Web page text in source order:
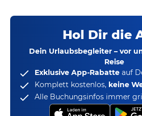
Hol Dir die
Dein Urlaubsbegleiter – vor
Reise
Exklusive App-Rabatte auf
Komplett kostenlos, keine
Alle Buchungsinfos immer